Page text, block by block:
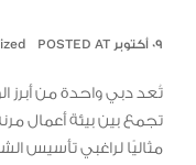
٠٩ أكتوبر POSTED AT
تُعد دبي واحدة من أبرز
تجمع بين بيئة أعمال
مثاليًا لراغبي تأسيس